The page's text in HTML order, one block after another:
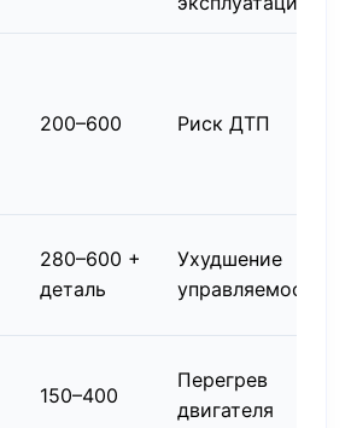
200–600 Риск ДТП
280–600 +
деталь
Ухудшение
управляемости
150–400
Перегрев
двигателя